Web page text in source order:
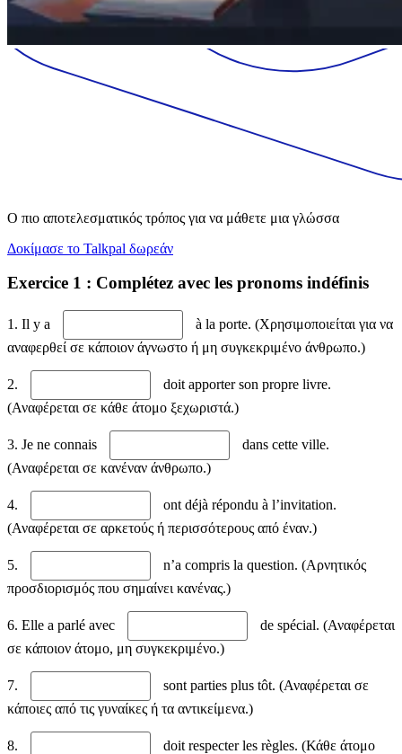
Ο πιο αποτελεσματικός τρόπος για να μάθετε μια γλώσσα
Δοκίμασε το Talkpal δωρεάν
Exercice 1 : Complétez avec les pronoms indéfinis
1. Il y a
à la porte. (Χρησιμοποιείται για να
αναφερθεί σε κάποιον άγνωστο ή μη συγκεκριμένο άνθρωπο.)
2.
doit apporter son propre livre.
(Αναφέρεται σε κάθε άτομο ξεχωριστά.)
3. Je ne connais
dans cette ville.
(Αναφέρεται σε κανέναν άνθρωπο.)
4.
ont déjà répondu à l’invitation.
(Αναφέρεται σε αρκετούς ή περισσότερους από έναν.)
5.
n’a compris la question. (Αρνητικός
προσδιορισμός που σημαίνει κανένας.)
6. Elle a parlé avec
de spécial. (Αναφέρεται
σε κάποιον άτομο, μη συγκεκριμένο.)
7.
sont parties plus tôt. (Αναφέρεται σε
κάποιες από τις γυναίκες ή τα αντικείμενα.)
8.
doit respecter les règles. (Κάθε άτομο